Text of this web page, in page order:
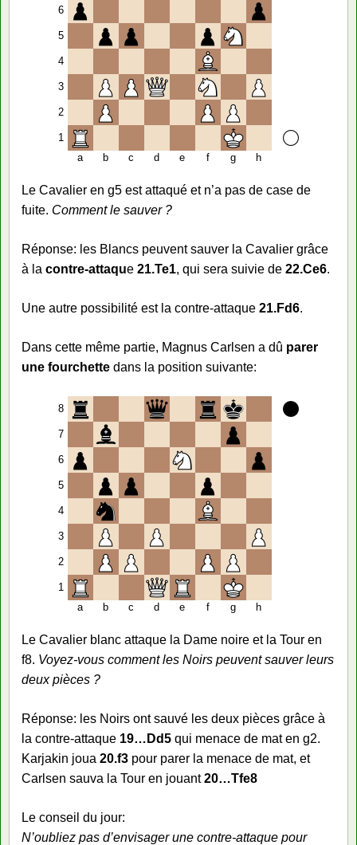
6
5
4
3
2
1
a
b c d e f g h
Le Cavalier en g5 est attaqué et n’a pas de case de
fuite. Comment le sauver ?
Réponse: les Blancs peuvent sauver la Cavalier grâce
à la contre-attaque 21.Te1, qui sera suivie de 22.Ce6.
Une autre possibilité est la contre-attaque 21.Fd6.
Dans cette même partie, Magnus Carlsen a dû parer
une fourchette dans la position suivante:
8
7
6
5
4
3
2
1
a
b c d e f g h
Le Cavalier blanc attaque la Dame noire et la Tour en
f8. Voyez-vous comment les Noirs peuvent sauver leurs
deux pièces ?
Réponse: les Noirs ont sauvé les deux pièces grâce à
la contre-attaque 19…Dd5 qui menace de mat en g2.
Karjakin joua 20.f3 pour parer la menace de mat, et
Carlsen sauva la Tour en jouant20…Tfe8
Le conseil du jour:
N’oubliez pas d’envisager une contre-attaque pour